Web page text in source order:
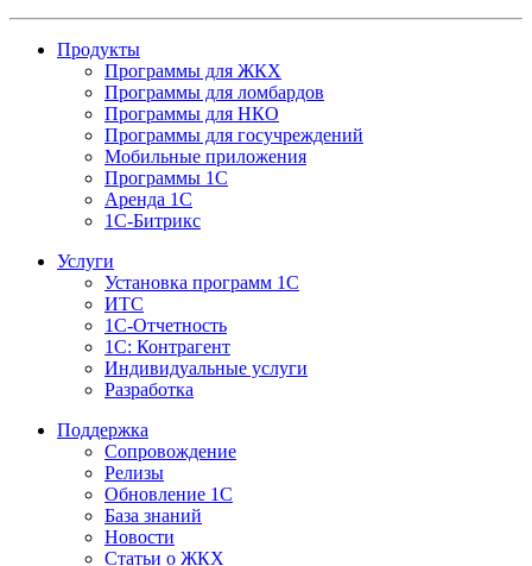
Продукты
Программы для ЖКХ
Программы для ломбардов
Программы для НКО
Программы для госучреждений
Мобильные приложения
Программы 1С
Аренда 1С
1С-Битрикс
Услуги
Установка программ 1С
ИТС
1С-Отчетность
1С: Контрагент
Индивидуальные услуги
Разработка
Поддержка
Сопровождение
Релизы
Обновление 1С
База знаний
Новости
Статьи о ЖКХ